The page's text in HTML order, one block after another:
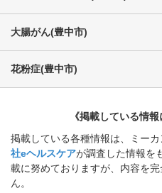
大腸がん(豊中市)
花粉症(豊中市)
《掲載している情
掲載している各種情報は、ミー
社eヘルスケアが調査した情報を
載に努めておりますが、内容を
ん。